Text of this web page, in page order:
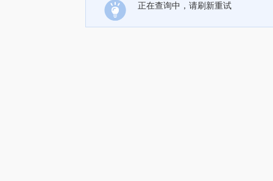
正在查询中，请刷新重试